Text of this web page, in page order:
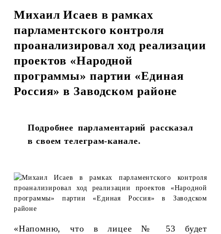
Михаил Исаев в рамках
парламентского контроля
проанализировал ход реализации
проектов «Народной
программы» партии «Единая
Россия» в Заводском районе
Подробнее парламентарий рассказал
в своем телеграм-канале.
«Напомню, что в лицее № 53 будет